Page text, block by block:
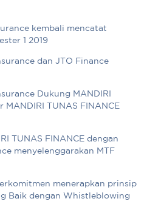
kembali mencatat
1 2019
dan JTO Finance
Dukung MANDIRI
MANDIRI TUNAS FINANCE
TUNAS FINANCE dengan
menyelenggarakan MTF
menerapkan prinsip
Baik dengan Whistleblowing